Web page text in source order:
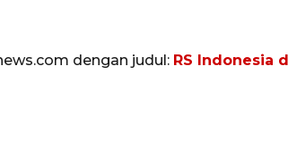
dengan judul: RS Indonesia
UPACARA